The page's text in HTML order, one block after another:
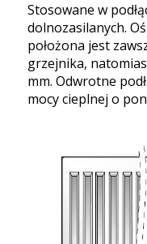
Stosowane w
dolnozasilanych.
położona jest
grzejnika,
mm. Odwrotne
mocy cieplnej o